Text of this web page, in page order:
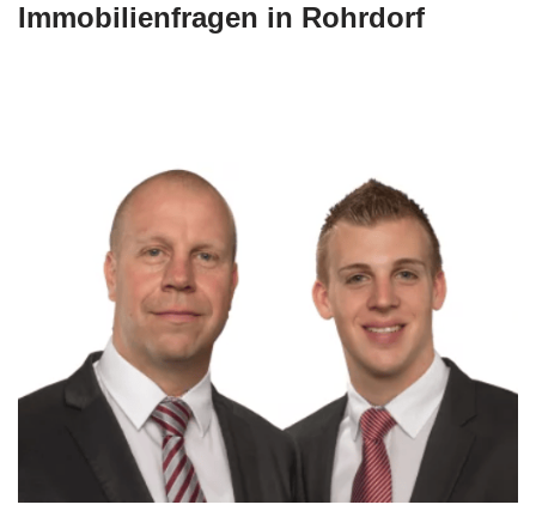
Immobilienfragen in Rohrdorf